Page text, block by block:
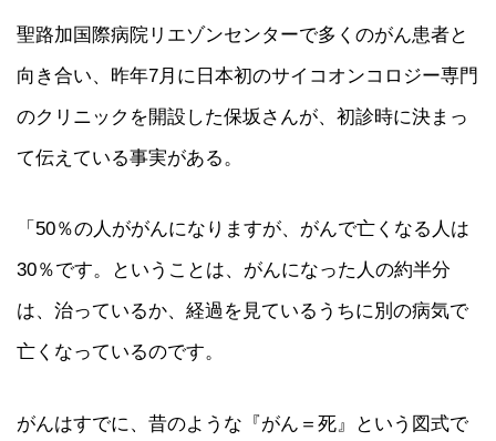
聖路加国際病院リエゾンセンターで多くのがん患者と
向き合い、昨年7月に日本初のサイコオンコロジー専門
のクリニックを開設した保坂さんが、初診時に決まっ
て伝えている事実がある。
「50％の人ががんになりますが、がんで亡くなる人は
30％です。ということは、がんになった人の約半分
は、治っているか、経過を見ているうちに別の病気で
亡くなっているのです。
がんはすでに、昔のような『がん＝死』という図式で